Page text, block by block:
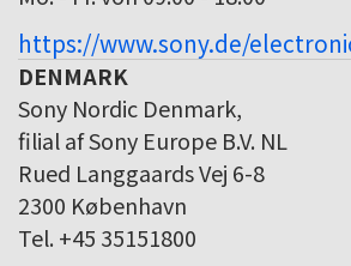
https://www.sony.de/
DENMARK
Sony Nordic Denmark,
filial af Sony Europe B.V. NL
Rued Langgaards Vej 6-8
2300 København
Tel. +45 35151800